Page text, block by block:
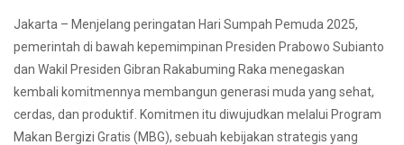
Jakarta – Menjelang peringatan Hari Sumpah Pemuda 2025,
pemerintah di bawah kepemimpinan Presiden Prabowo Subianto
dan Wakil Presiden Gibran Rakabuming Raka menegaskan
kembali komitmennya membangun generasi muda yang sehat,
cerdas, dan produktif. Komitmen itu diwujudkan melalui Program
Makan Bergizi Gratis (MBG), sebuah kebijakan strategis yang